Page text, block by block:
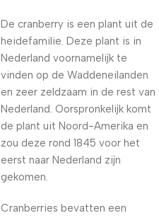
De cranberry is een plant uit de
heidefamilie. Deze plant is in
Nederland voornamelijk te
vinden op de Waddeneilanden
en zeer zeldzaam in de rest van
Nederland. Oorspronkelijk komt
de plant uit Noord-Amerika en
zou deze rond 1845 voor het
eerst naar Nederland zijn
gekomen.
Cranberries bevatten een